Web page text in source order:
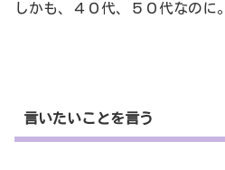
しかも、４０代、５０代なのに。
言いたいことを言う